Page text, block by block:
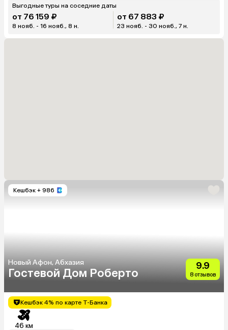
Выгодные туры на соседние даты
от 76 159 ₽
8 нояб. - 16 нояб., 8 н.
от 67 883 ₽
23 нояб. - 30 нояб., 7 н.
Кешбэк + 986
Новый Афон, Абхазия
Гостевой Дом Роберто
9.9
8 отзывов
Кешбэк 4% по карте Т-Банка
46 км